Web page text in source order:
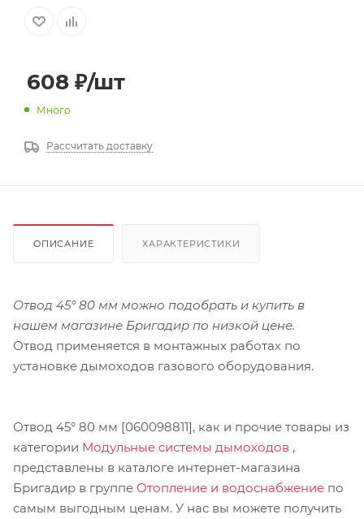
608 ₽/шт
Много
Рассчитать доставку
ОПИСАНИЕ ХАРАКТЕРИСТИКИ
Отвод 45° 80 мм можно подобрать и купить в
нашем магазине Бригадир по низкой цене.
Отвод применяется в монтажных работах по
установке дымоходов газового оборудования.
Отвод 45° 80 мм [060098811], как и прочие товары из
категории Модульные системы дымоходов ,
представлены в каталоге интернет-магазина
Бригадир в группе Отопление и водоснабжение по
самым выгодным ценам. У нас вы можете получить